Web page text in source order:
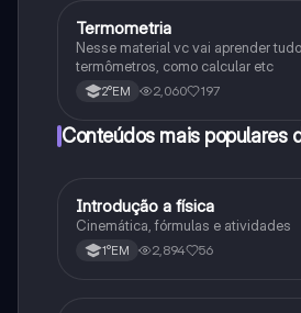
Física
Termometria
Nesse material vc vai aprender
termômetros, como calcular etc
2°EM 2,060 197
Conteúdos mais populares
Física
Introdução a física
Cinemática, fórmulas e atividades
1°EM 2,894 56